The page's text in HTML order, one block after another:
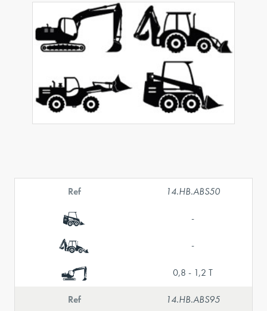
Ref 14.HB.ABS50
-
-
0,8 - 1,2 T
Ref 14.HB.ABS95